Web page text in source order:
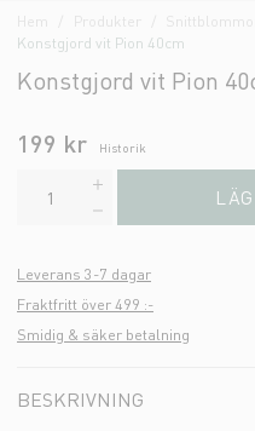
Hem Produkter
Konstgjord vit Pion 40cm
Konstgjord vit Pion
199 kr Historik
Leverans 3-7 dagar
Fraktfritt över 499 :-
Smidig & säker betalning
BESKRIVNING